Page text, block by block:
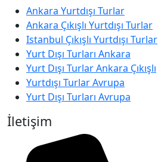
Ankara Yurtdışı Turlar
Ankara Çıkışlı Yurtdışı Turlar
Istanbul Çıkışlı Yurtdışı Turlar
Yurt Dışı Turları Ankara
Yurt Dışı Turlar Ankara Çıkışlı
Yurtdışı Turlar Avrupa
Yurt Dışı Turları Avrupa
İletişim